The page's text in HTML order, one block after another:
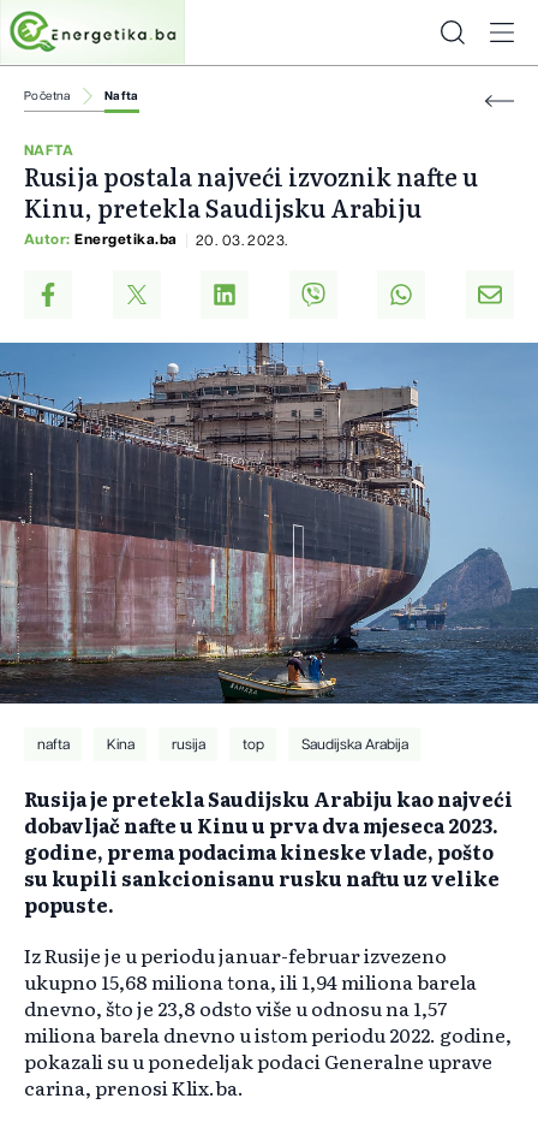
Početna Nafta
NAFTA
Rusija postala najveći izvoznik nafte u
Kinu, pretekla Saudijsku Arabiju
Autor: Energetika.ba 20. 03. 2023.
nafta Kina rusija top Saudijska Arabija
Rusija je pretekla Saudijsku Arabiju kao najveći
dobavljač nafte u Kinu u prva dva mjeseca 2023.
godine, prema podacima kineske vlade, pošto
su kupili sankcionisanu rusku naftu uz velike
popuste.
Iz Rusije je u periodu januar-februar izvezeno
ukupno 15,68 miliona tona, ili 1,94 miliona barela
dnevno, što je 23,8 odsto više u odnosu na 1,57
miliona barela dnevno u istom periodu 2022. godine,
pokazali su u ponedeljak podaci Generalne uprave
carina, prenosi Klix.ba.